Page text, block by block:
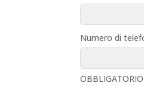
Numero di